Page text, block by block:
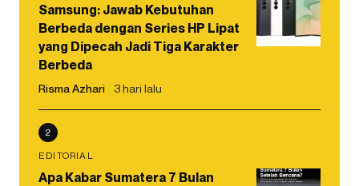
Samsung: Jawab Kebutuhan
Berbeda dengan Series HP Lipat
yang Dipecah Jadi Tiga Karakter
Berbeda
Risma Azhari 3 hari lalu
2
EDITORIAL
Apa Kabar Sumatera 7 Bulan